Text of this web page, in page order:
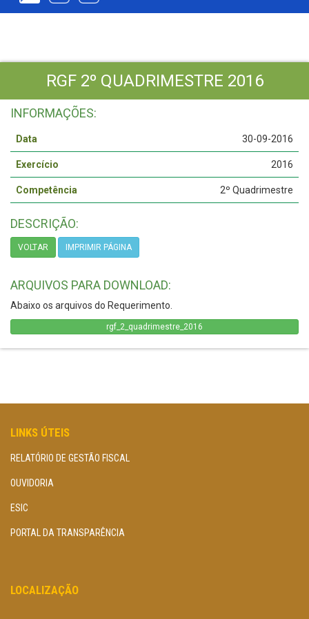
RGF 2º QUADRIMESTRE 2016
INFORMAÇÕES:
Data 30-09-2016
Exercício 2016
Competência 2º Quadrimestre
DESCRIÇÃO:
VOLTAR IMPRIMIR PÁGINA
ARQUIVOS PARA DOWNLOAD:
Abaixo os arquivos do Requerimento.
rgf_2_quadrimestre_2016
LINKS ÚTEIS
RELATÓRIO DE GESTÃO FISCAL
OUVIDORIA
ESIC
PORTAL DA TRANSPARÊNCIA
LOCALIZAÇÃO